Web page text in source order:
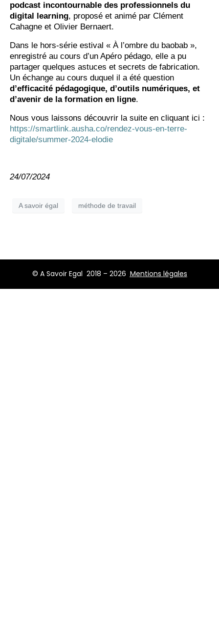
podcast incontournable des professionnels du
digital learning, proposé et animé par Clément
Cahagne et Olivier Bernaert.
Dans le hors-série estival « À l’ombre du baobab »,
enregistré au cours d’un Apéro pédago, elle a pu
partager quelques astuces et secrets de fabrication.
Un échange au cours duquel il a été question
d’efficacité pédagogique, d’outils numériques, et
d’avenir de la formation en ligne.
Nous vous laissons découvrir la suite en cliquant ici :
https://smartlink.ausha.co/rendez-vous-en-terre-
digitale/summer-2024-elodie
24/07/2024
A savoir égal méthode de travail
© A Savoir Egal 2018 – 2026 Mentions légales